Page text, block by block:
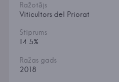
Ražotājs
Viticultors del Priorat
Stiprums
14.5%
Ražas gads
2018